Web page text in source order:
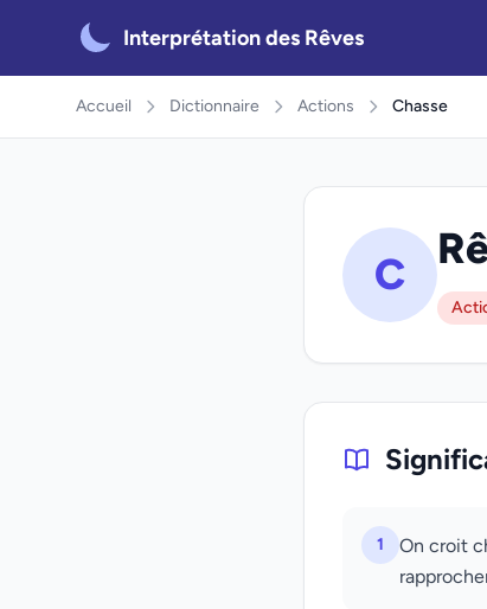
Interprétation des Rêves
Accueil Dictionnaire Actions Chasse
C
1
On croit